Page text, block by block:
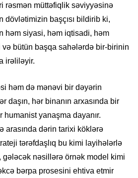
rəsmən müttəfiqlik səviyyəsinə
dövlətimizin başçısı bildirib ki,
həm siyasi, həm iqtisadi, həm
bütün başqa sahələrdə bir-birinin
irəliləyir.
həm də mənəvi bir dəyərin
daşın, hər binanın arxasında bir
humanist yanaşma dayanır.
arasında dərin tarixi köklərə
tərəfdaşlıq bu kimi layihələrlə
gələcək nəsillərə örnək model kimi
bərpa prosesini ehtiva etmir